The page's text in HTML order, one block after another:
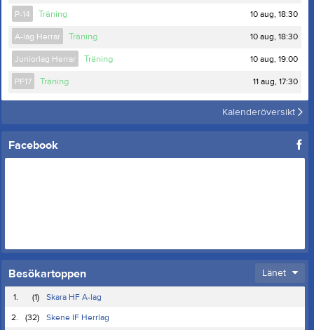
P-14 Träning 10 aug, 18:30
A-lag Herrar Träning 10 aug, 18:30
Juniorlag Herrar Träning 10 aug, 19:00
PF17 Träning 11 aug, 17:30
Kalenderöversikt
Facebook
Besökartoppen Länet
1. (1)
Skara HF A-lag
2.
(32) Skene IF Herrlag